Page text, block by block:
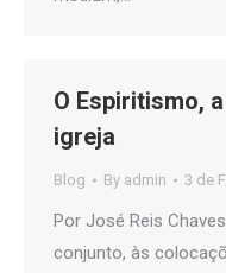
O Espiritismo,
igreja
Blog By admin 3 de
Por José Reis
conjunto, às